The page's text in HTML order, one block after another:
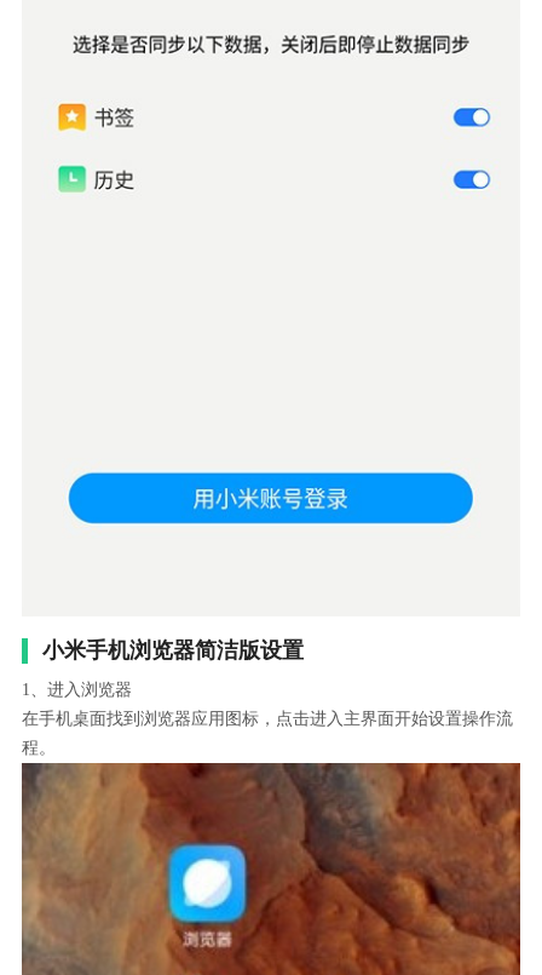
小米手机浏览器简洁版设置
1、进入浏览器
在手机桌面找到浏览器应用图标，点击进入主界面开始设置操作流
程。